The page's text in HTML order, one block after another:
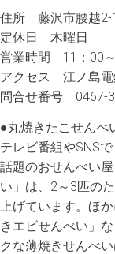
住所 藤沢市腰越2-
定休日 木曜日
営業時間 11：00～
アクセス 江ノ島電
問合せ番号 0467-
●丸焼きたこせん
テレビ番組やSNS
話題のおせんべい
い」は、2～3匹の
上げています。ほ
きエビせんべい」
クな薄焼きせんべ